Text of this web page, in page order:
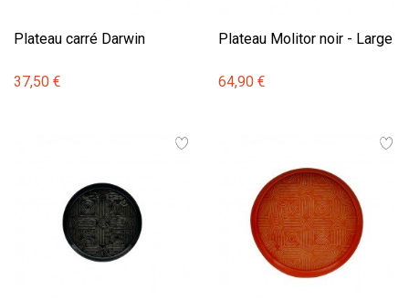
Plateau carré Darwin
37,50 €
Plateau Molitor noir - Large
64,90 €